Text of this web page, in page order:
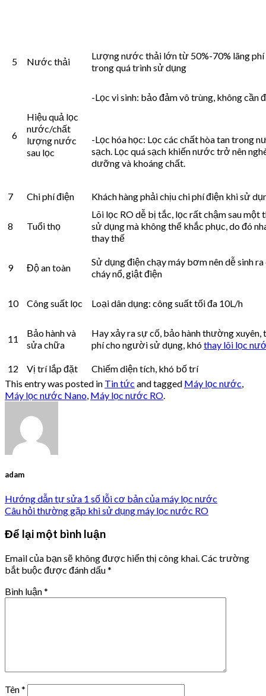
5 Nước thải
Lượng nước thải lớn từ 50%-70% lãng
trong quá trình sử dụng
6
Hiệu quả lọc
nước/chất
lượng nước
sau lọc
-Lọc vi sinh: bảo đảm vô trùng, không cần
-Lọc hóa học: Lọc các chất hòa tan trong
sạch. Lọc quá sạch khiến nước trở nên
dưỡng và khoáng chất.
7 Chi phí điện Khách hàng phải chịu chi phí điện khi sử
8 Tuổi thọ
Lõi lọc RO dễ bị tắc, lọc rất chậm sau một
sử dụng mà không thể khắc phục, do đó
thay thế
9 Độ an toàn
Sử dụng điện chạy máy bơm nên dễ sinh ra
cháy nổ, giật điện
10 Công suất lọc Loại dân dụng: công suất tối đa 10L/h
11
Bảo hành và
sửa chữa
Hay xảy ra sự cố, bảo hành thường xuyên,
phí cho người sử dụng, khóthay lõi lọc
12 Vị trí lắp đặt
Chiếm diện tích, khó bố trí
This entry was posted in Tin tức and tagged Máy lọc nước,
Máy lọc nước Nano, Máy lọc nước RO.
adam
Hướng dẫn tự sửa 1 số lỗi cơ bản của máy lọc nước
Câu hỏi thường gặp khi sử dụng máy lọc nước RO
Để lại một bình luận
Email của bạn sẽ không được hiển thị công khai.Các trường
bắt buộc được đánh dấu*
Bình luận*
Tên*